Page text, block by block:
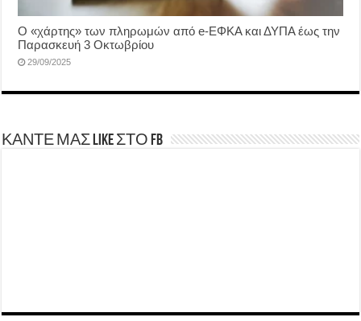
Ο «χάρτης» των πληρωμών από e-ΕΦΚΑ και ΔΥΠΑ έως την
Παρασκευή 3 Οκτωβρίου
29/09/2025
ΚΑΝΤΕ ΜΑΣ LIKE ΣΤΟ FB